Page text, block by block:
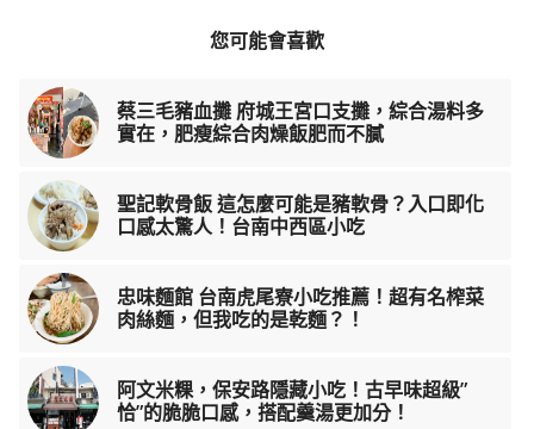
您可能會喜歡
蔡三毛豬血攤 府城王宮口支攤，綜合湯料多
實在，肥瘦綜合肉燥飯肥而不膩
聖記軟骨飯 這怎麼可能是豬軟骨？入口即化
口感太驚人！台南中西區小吃
忠味麵館 台南虎尾寮小吃推薦！超有名榨菜
肉絲麵，但我吃的是乾麵？！
阿文米粿，保安路隱藏小吃！古早味超級”
恰”的脆脆口感，搭配羹湯更加分！